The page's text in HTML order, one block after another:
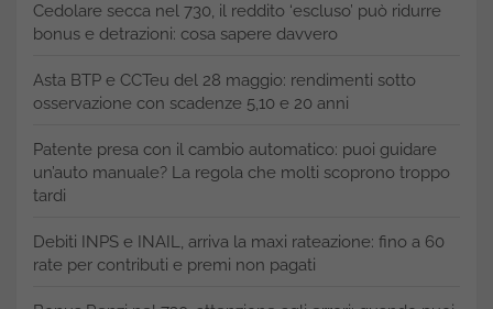
Cedolare secca nel 730, il reddito ‘escluso’ può ridurre
bonus e detrazioni: cosa sapere davvero
Asta BTP e CCTeu del 28 maggio: rendimenti sotto
osservazione con scadenze 5,10 e 20 anni
Patente presa con il cambio automatico: puoi guidare
un’auto manuale? La regola che molti scoprono troppo
tardi
Debiti INPS e INAIL, arriva la maxi rateazione: fino a 60
rate per contributi e premi non pagati